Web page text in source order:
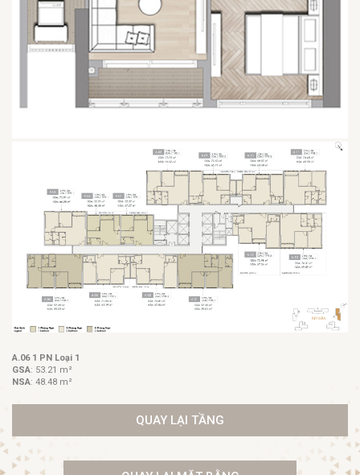
A.06 1 PN Loại 1
GSA: 53.21 m²
NSA: 48.48 m²
QUAY LẠI TẦNG